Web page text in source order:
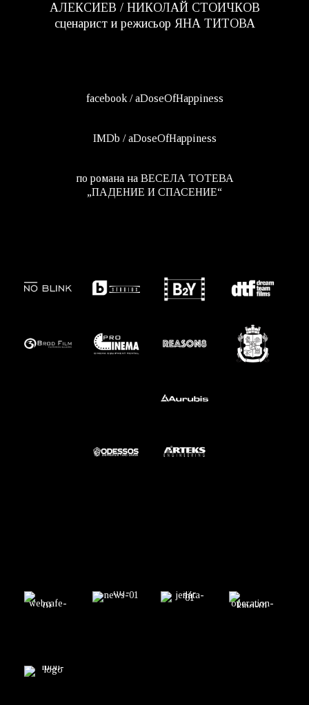
АЛЕКСИЕВ / НИКОЛАЙ СТОИЧКОВ
сценарист и режисьор ЯНА ТИТОВА
facebook / aDoseOfHappiness
IMDb / aDoseOfHappiness
по романа на ВЕСЕЛА ТОТЕВА
„ПАДЕНИЕ И СПАСЕНИЕ“